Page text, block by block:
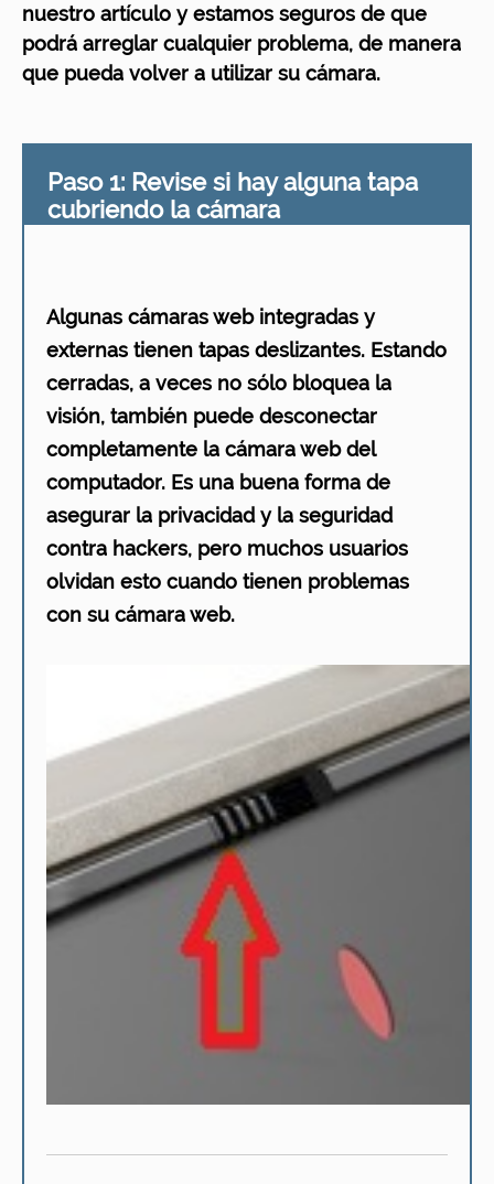
nuestro artículo y estamos seguros de que
podrá arreglar cualquier problema, de manera
que pueda volver a utilizar su cámara.
Paso 1: Revise si hay alguna tapa
cubriendo la cámara
Algunas cámaras web integradas y
externas tienen tapas deslizantes. Estando
cerradas, a veces no sólo bloquea la
visión, también puede desconectar
completamente la cámara web del
computador. Es una buena forma de
asegurar la privacidad y la seguridad
contra hackers, pero muchos usuarios
olvidan esto cuando tienen problemas
con su cámara web.